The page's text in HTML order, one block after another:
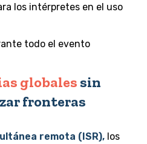
los intérpretes en el uso
todo el evento
globales sin
fronteras
remota (ISR), los